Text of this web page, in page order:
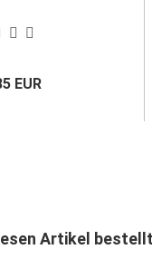
EUR
Artikel